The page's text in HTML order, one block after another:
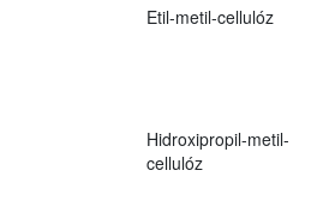
Etil-metil-cellulóz
Hidroxipropil-metil-
cellulóz